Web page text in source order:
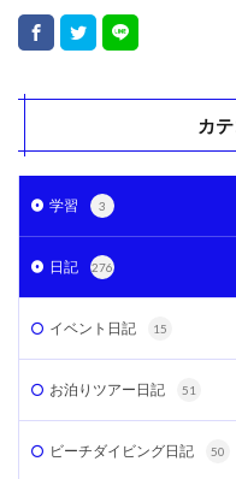
カ
学習 3
日記 276
イベント日記 15
お泊りツアー日記 51
ビーチダイビング日記 50